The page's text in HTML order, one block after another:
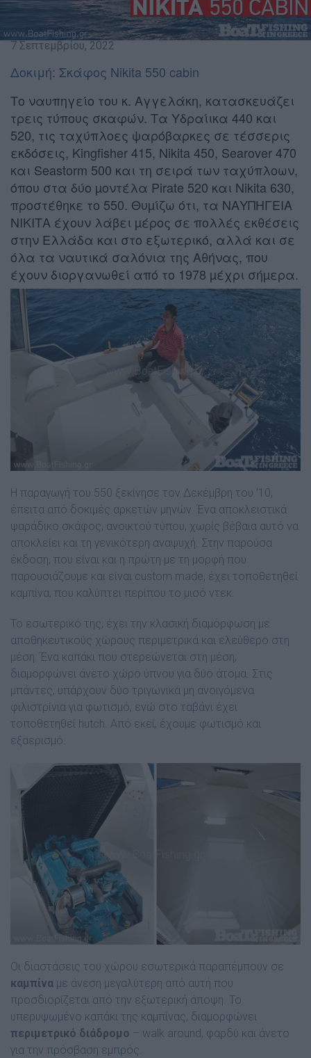
7 Σεπτεμβρίου, 2022
Δοκιμή: Σκάφος Νikita 550 cabin
Το ναυπηγείο του κ. Αγγελάκη, κατασκευάζει
τρεις τύπους σκαφών. Τα Υδραίικα 440 και
520, τις ταχύπλοες ψαρόβαρκες σε τέσσερις
εκδόσεις, Kingfisher 415, Nikita 450, Searover 470
και Seastorm 500 και τη σειρά των ταχύπλοων,
όπου στα δύο µοντέλα Pirate 520 και Nikita 630,
προστέθηκε το 550. Θυµίζω ότι, τα ΝΑΥΠΗΓΕΙΑ
ΝΙΚΙΤΑ έχουν λάβει µέρος σε πολλές εκθέσεις
στην Ελλάδα και στο εξωτερικό, αλλά και σε
όλα τα ναυτικά σαλόνια της Αθήνας, που
έχουν διοργανωθεί από το 1978 µέχρι σήµερα.
Η παραγωγή του 550 ξεκίνησε τον ∆εκέµβρη του ’10,
έπειτα από δοκιµές αρκετών µηνών. Ένα αποκλειστικά
ψαράδικο σκάφος, ανοικτού τύπου, χωρίς βέβαια αυτό να
αποκλείει και τη γενικότερη αναψυχή. Στην παρούσα
έκδοση, που είναι και η πρώτη µε τη µορφή που
παρουσιάζουµε και είναι custom made, έχει τοποθετηθεί
καµπίνα, που καλύπτει περίπου το µισό ντεκ.
Το εσωτερικό της, έχει την κλασική διαµόρφωση µε
αποθηκευτικούς χώρους περιµετρικά και ελεύθερο στη
µέση. Ένα καπάκι που στερεώνεται στη µέση,
διαµορφώνει άνετο χώρο ύπνου για δύο άτοµα. Στις
µπάντες, υπάρχουν δύο τριγωνικά µη ανοιγόµενα
φιλιστρίνια για φωτισµό, ενώ στο ταβάνι έχει
τοποθετηθεί hutch. Από εκεί, έχουµε φωτισµό και
εξαερισµό.
Οι διαστάσεις του χώρου εσωτερικά παραπέµπουν σε
καµπίνα µε άνεση µεγαλύτερη από αυτή που
προσδιορίζεται από την εξωτερική άποψη. Το
υπερυψωµένο καπάκι της καµπίνας, διαµορφώνει
περιµετρικό διάδροµο – walk around, φαρδύ και άνετο
για την πρόσβαση εµπρός.